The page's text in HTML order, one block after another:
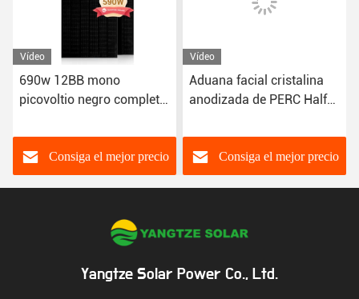
Vídeo
690w 12BB mono
picovoltio negro completo
conector MC4
Consiga el mejor precio
Vídeo
Aduana facial cristalina
anodizada de PERC Half
de la aleación de aluminio
monoConsiga el mejor precio
Yangtze Solar Power Co., Ltd.